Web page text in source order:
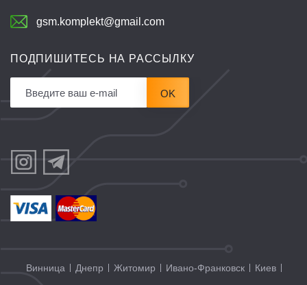
gsm.komplekt@gmail.com
ПОДПИШИТЕСЬ НА РАССЫЛКУ
OK
Винница Днепр Житомир Ивано-Франковск Киев